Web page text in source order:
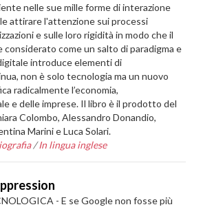
nelle sue mille forme di interazione
attirare l'attenzione sui processi
e sulle loro rigidità in modo che il
considerato come un salto di paradigma e
introduce elementi di
non è solo tecnologia ma un nuovo
radicalmente l’economia,
e delle imprese. Il libro è il prodotto del
Colombo, Alessandro Donandio,
Marini e Luca Solari.
/In lingua inglese
- E se Google non fosse più